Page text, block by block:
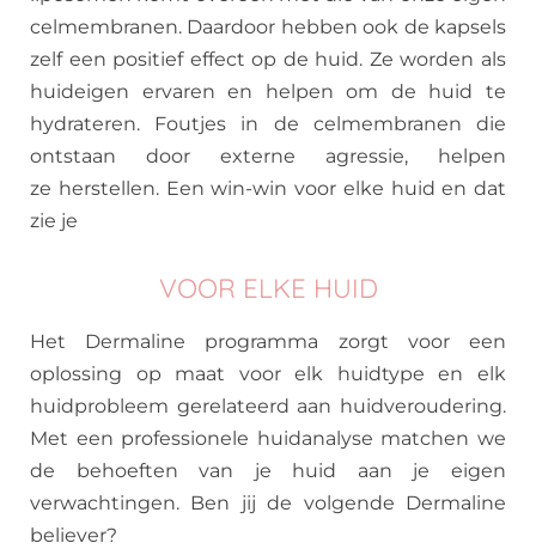
celmembranen. Daardoor hebben ook de kapsels
zelf een positief effect op de huid. Ze worden als
huideigen ervaren en helpen om de huid te
hydrateren. Foutjes in de celmembranen die
ontstaan door externe agressie, helpen
ze herstellen. Een win-win voor elke huid en dat
zie je
VOOR ELKE HUID
Het Dermaline programma zorgt voor een
oplossing op maat voor elk huidtype en elk
huidprobleem gerelateerd aan huidveroudering.
Met een professionele huidanalyse matchen we
de behoeften van je huid aan je eigen
verwachtingen. Ben jij de volgende Dermaline
believer?